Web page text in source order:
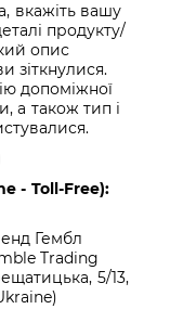
вкажіть вашу
продукту/
опис
зіткнулися.
допоміжної
а також тип і
- Toll-Free):
Гембл
Trading
5/13,